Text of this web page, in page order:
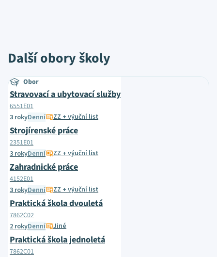
Další obory školy
Obor
Stravovací a ubytovací služby
6551E01
3 rokyDenní ZZ + výuční list
Strojírenské práce
2351E01
3 rokyDenní ZZ + výuční list
Zahradnické práce
4152E01
3 rokyDenní ZZ + výuční list
Praktická škola dvouletá
7862C02
2 rokyDenní Jiné
Praktická škola jednoletá
7862C01